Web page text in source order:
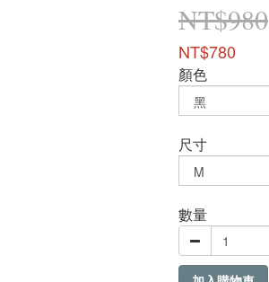
NT$980
NT$780
顏色
尺寸
數量